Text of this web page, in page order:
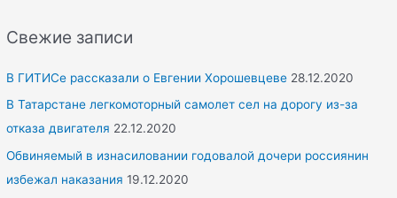
r
h
f
o
r
Свежие записи
В ГИТИСе рассказали о Евгении Хорошевцеве 28.12.2020
В Татарстане легкомоторный самолет сел на дорогу из-за
отказа двигателя 22.12.2020
Обвиняемый в изнасиловании годовалой дочери россиянин
избежал наказания 19.12.2020